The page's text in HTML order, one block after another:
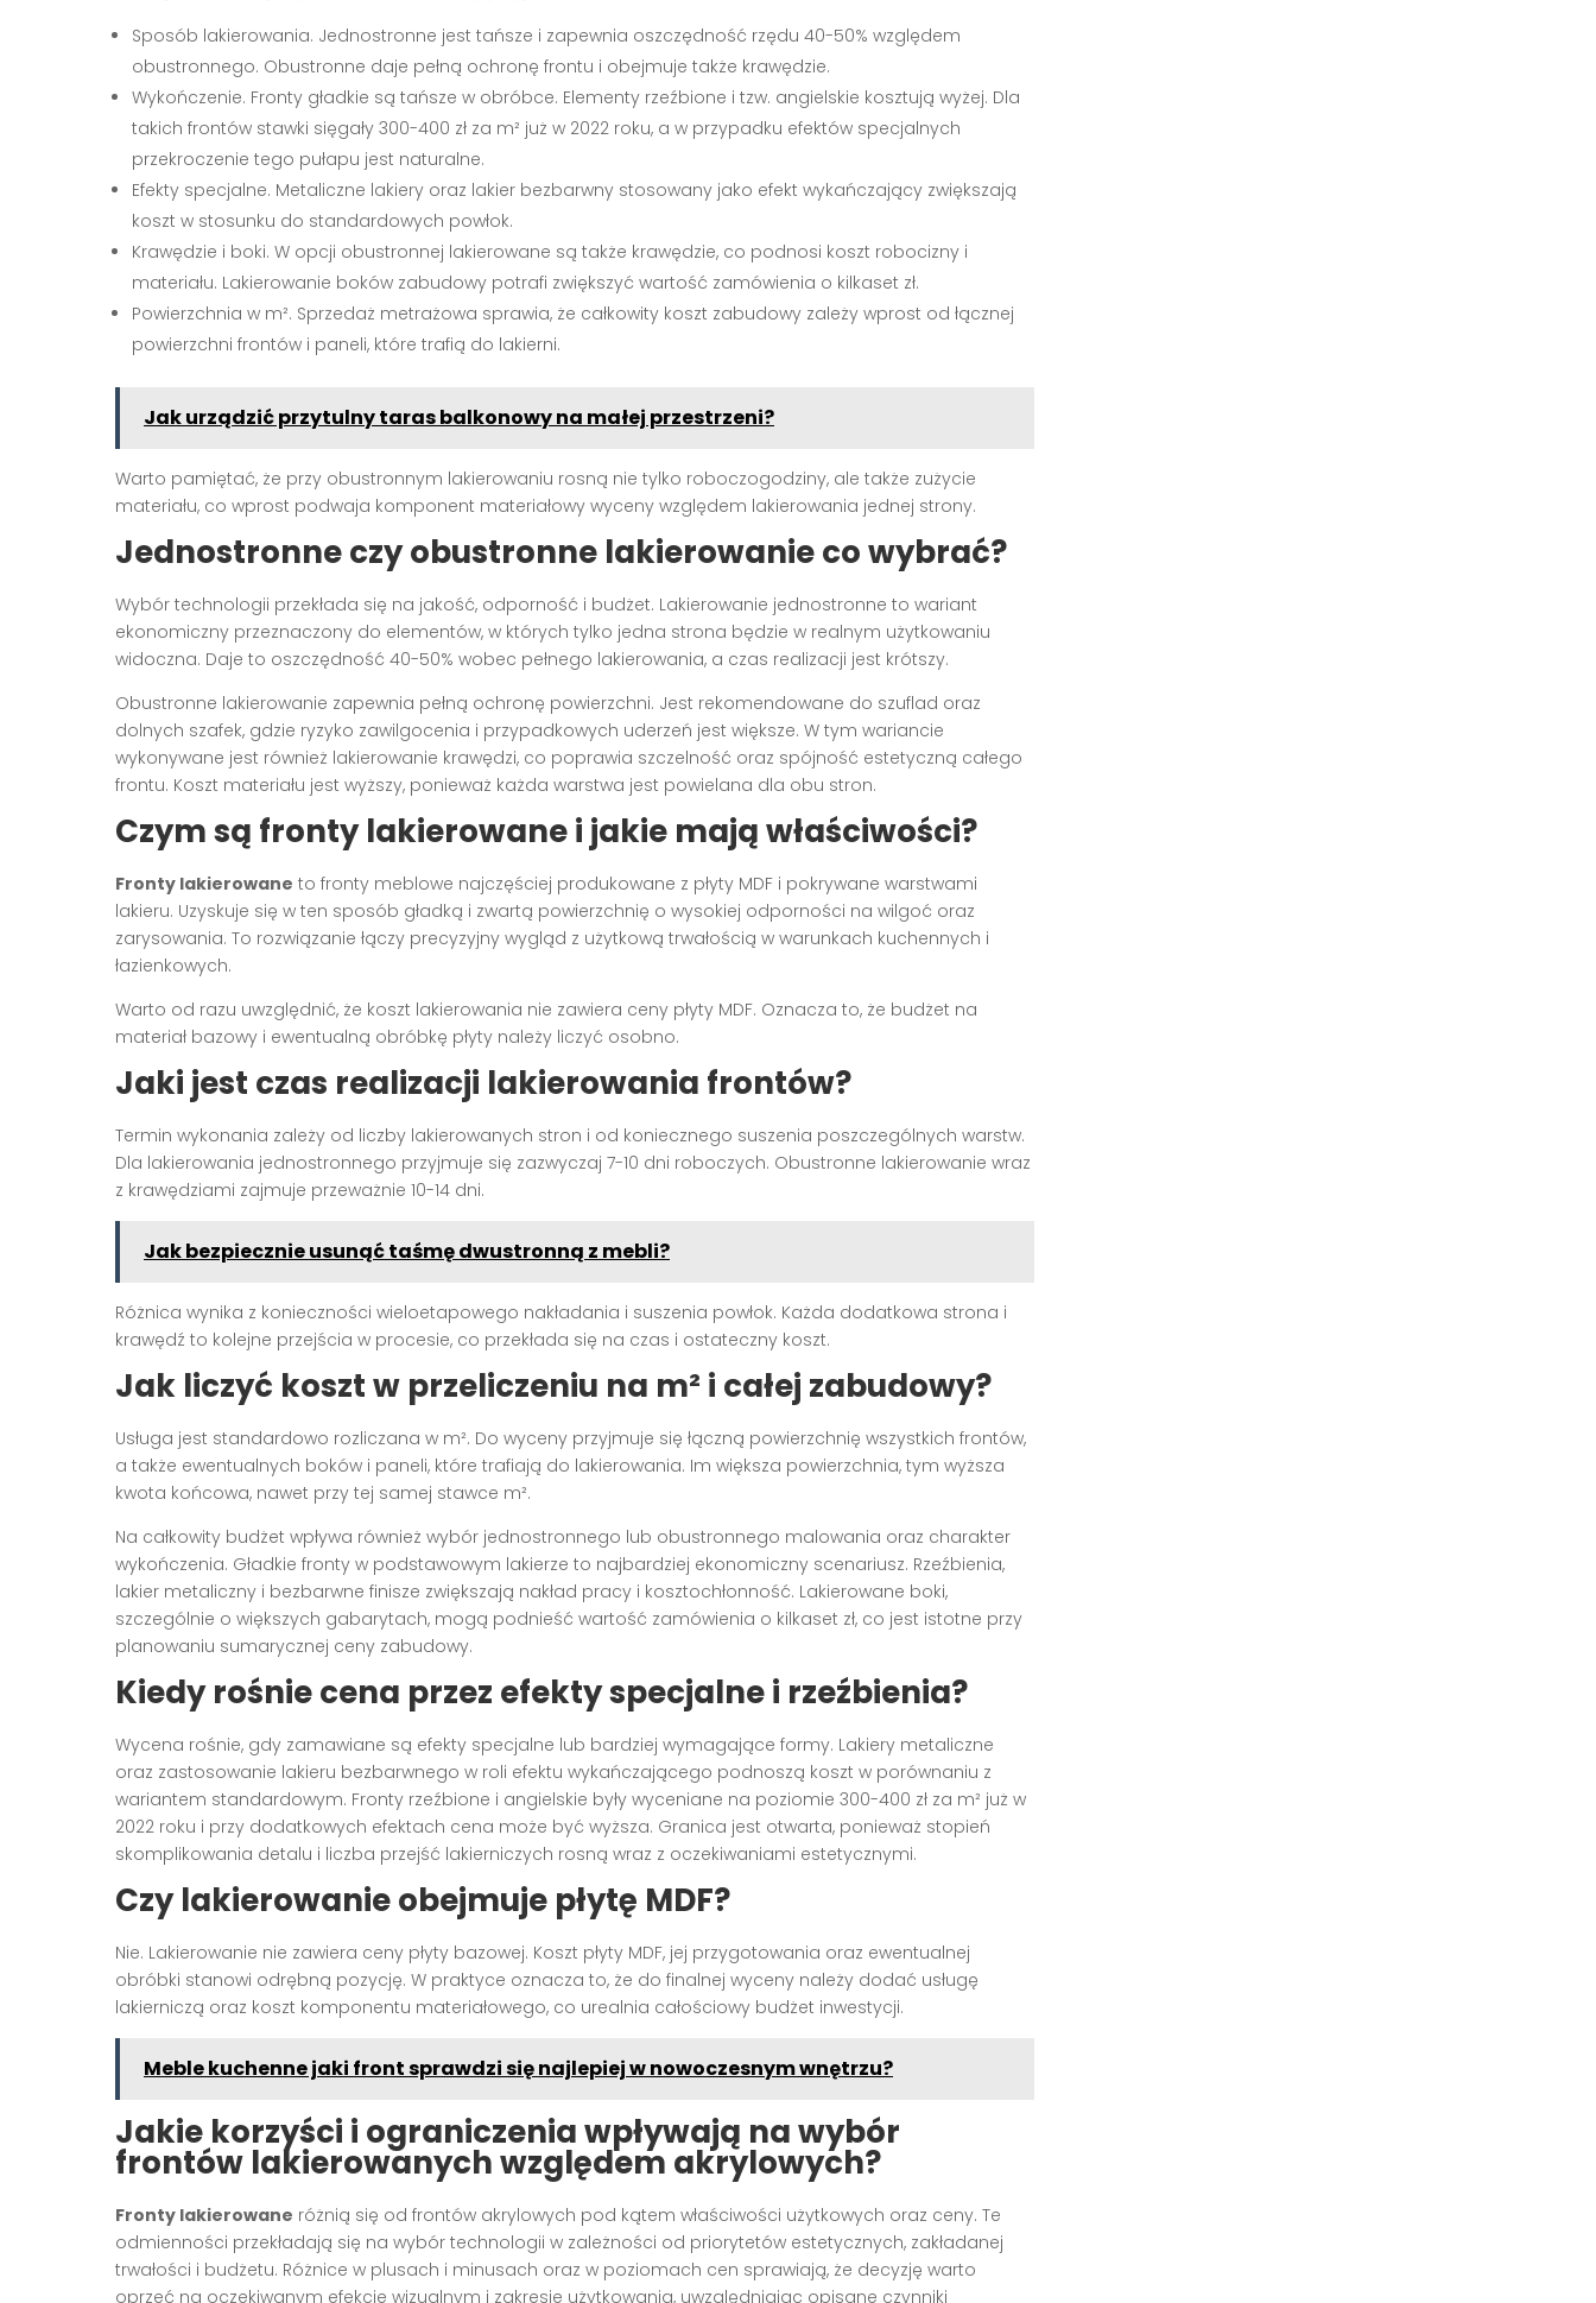
Sposób lakierowania. Jednostronne jest tańsze i zapewnia oszczędność rzędu 40-50% względem
obustronnego. Obustronne daje pełną ochronę frontu i obejmuje także krawędzie.
Wykończenie. Fronty gładkie są tańsze w obróbce. Elementy rzeźbione i tzw. angielskie kosztują wyżej. Dla
takich frontów stawki sięgały 300-400 zł za m² już w 2022 roku, a w przypadku efektów specjalnych
przekroczenie tego pułapu jest naturalne.
Efekty specjalne. Metaliczne lakiery oraz lakier bezbarwny stosowany jako efekt wykańczający zwiększają
koszt w stosunku do standardowych powłok.
Krawędzie i boki. W opcji obustronnej lakierowane są także krawędzie, co podnosi koszt robocizny i
materiału. Lakierowanie boków zabudowy potrafi zwiększyć wartość zamówienia o kilkaset zł.
Powierzchnia w m². Sprzedaż metrażowa sprawia, że całkowity koszt zabudowy zależy wprost od łącznej
powierzchni frontów i paneli, które trafią do lakierni.
Jak urządzić przytulny taras balkonowy na małej przestrzeni?
Warto pamiętać, że przy obustronnym lakierowaniu rosną nie tylko roboczogodziny, ale także zużycie
materiału, co wprost podwaja komponent materiałowy wyceny względem lakierowania jednej strony.
Jednostronne czy obustronne lakierowanie co wybrać?
Wybór technologii przekłada się na jakość, odporność i budżet. Lakierowanie jednostronne to wariant
ekonomiczny przeznaczony do elementów, w których tylko jedna strona będzie w realnym użytkowaniu
widoczna. Daje to oszczędność 40-50% wobec pełnego lakierowania, a czas realizacji jest krótszy.
Obustronne lakierowanie zapewnia pełną ochronę powierzchni. Jest rekomendowane do szuflad oraz
dolnych szafek, gdzie ryzyko zawilgocenia i przypadkowych uderzeń jest większe. W tym wariancie
wykonywane jest również lakierowanie krawędzi, co poprawia szczelność oraz spójność estetyczną całego
frontu. Koszt materiału jest wyższy, ponieważ każda warstwa jest powielana dla obu stron.
Czym są fronty lakierowane i jakie mają właściwości?
Fronty lakierowane to fronty meblowe najczęściej produkowane z płyty MDF i pokrywane warstwami
lakieru. Uzyskuje się w ten sposób gładką i zwartą powierzchnię o wysokiej odporności na wilgoć oraz
zarysowania. To rozwiązanie łączy precyzyjny wygląd z użytkową trwałością w warunkach kuchennych i
łazienkowych.
Warto od razu uwzględnić, że koszt lakierowania nie zawiera ceny płyty MDF. Oznacza to, że budżet na
materiał bazowy i ewentualną obróbkę płyty należy liczyć osobno.
Jaki jest czas realizacji lakierowania frontów?
Termin wykonania zależy od liczby lakierowanych stron i od koniecznego suszenia poszczególnych warstw.
Dla lakierowania jednostronnego przyjmuje się zazwyczaj 7-10 dni roboczych. Obustronne lakierowanie wraz
z krawędziami zajmuje przeważnie 10-14 dni.
Jak bezpiecznie usunąć taśmę dwustronną z mebli?
Różnica wynika z konieczności wieloetapowego nakładania i suszenia powłok. Każda dodatkowa strona i
krawędź to kolejne przejścia w procesie, co przekłada się na czas i ostateczny koszt.
Jak liczyć koszt w przeliczeniu na m² i całej zabudowy?
Usługa jest standardowo rozliczana w m². Do wyceny przyjmuje się łączną powierzchnię wszystkich frontów,
a także ewentualnych boków i paneli, które trafiają do lakierowania. Im większa powierzchnia, tym wyższa
kwota końcowa, nawet przy tej samej stawce m².
Na całkowity budżet wpływa również wybór jednostronnego lub obustronnego malowania oraz charakter
wykończenia. Gładkie fronty w podstawowym lakierze to najbardziej ekonomiczny scenariusz. Rzeźbienia,
lakier metaliczny i bezbarwne finisze zwiększają nakład pracy i kosztochłonność. Lakierowane boki,
szczególnie o większych gabarytach, mogą podnieść wartość zamówienia o kilkaset zł, co jest istotne przy
planowaniu sumarycznej ceny zabudowy.
Kiedy rośnie cena przez efekty specjalne i rzeźbienia?
Wycena rośnie, gdy zamawiane są efekty specjalne lub bardziej wymagające formy. Lakiery metaliczne
oraz zastosowanie lakieru bezbarwnego w roli efektu wykańczającego podnoszą koszt w porównaniu z
wariantem standardowym. Fronty rzeźbione i angielskie były wyceniane na poziomie 300-400 zł za m² już w
2022 roku i przy dodatkowych efektach cena może być wyższa. Granica jest otwarta, ponieważ stopień
skomplikowania detalu i liczba przejść lakierniczych rosną wraz z oczekiwaniami estetycznymi.
Czy lakierowanie obejmuje płytę MDF?
Nie. Lakierowanie nie zawiera ceny płyty bazowej. Koszt płyty MDF, jej przygotowania oraz ewentualnej
obróbki stanowi odrębną pozycję. W praktyce oznacza to, że do finalnej wyceny należy dodać usługę
lakierniczą oraz koszt komponentu materiałowego, co urealnia całościowy budżet inwestycji.
Meble kuchenne jaki front sprawdzi się najlepiej w nowoczesnym wnętrzu?
Jakie korzyści i ograniczenia wpływają na wybór
frontów lakierowanych względem akrylowych?
Fronty lakierowane różnią się od frontów akrylowych pod kątem właściwości użytkowych oraz ceny. Te
odmienności przekładają się na wybór technologii w zależności od priorytetów estetycznych, zakładanej
trwałości i budżetu. Różnice w plusach i minusach oraz w poziomach cen sprawiają, że decyzję warto
oprzeć na oczekiwanym efekcie wizualnym i zakresie użytkowania, uwzględniając opisane czynniki